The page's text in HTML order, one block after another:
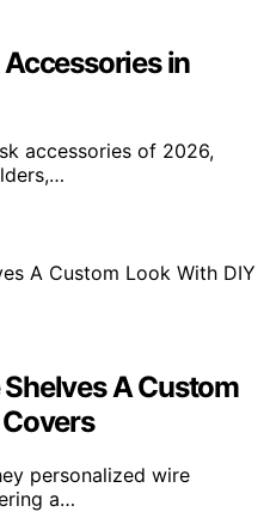
in
accessories of 2026,
A Custom
personalized wire
a…